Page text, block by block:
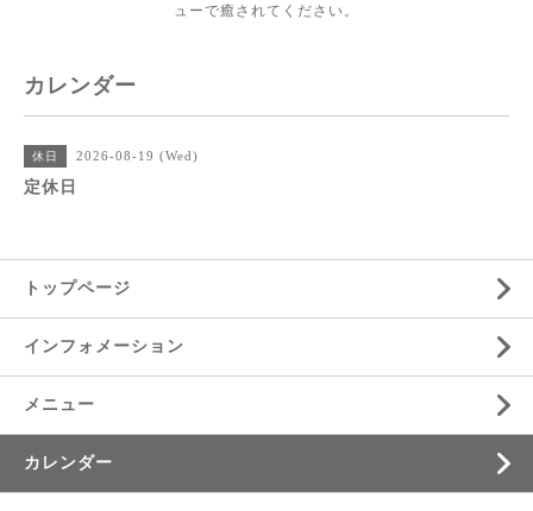
ューで癒されてください。
カレンダー
休日 2026-08-19 (Wed)
定休日
トップページ
インフォメーション
メニュー
カレンダー